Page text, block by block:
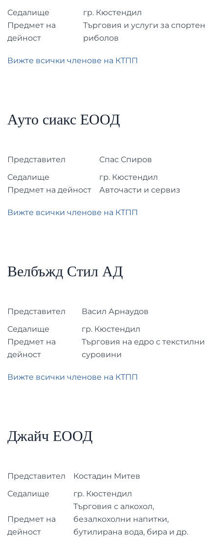
Седалище
гр. Кюстендил
Предмет на
дейност
Търговия и услуги за спортен
риболов
Вижте всички членове на КТПП
Ауто сиакс ЕООД
Представител
Спас Спиров
Седалище
гр. Кюстендил
Предмет на дейност
Авточасти и сервиз
Вижте всички членове на КТПП
Велбъжд Стил АД
Представител
Васил Арнаудов
Седалище
гр. Кюстендил
Предмет на
дейност
Търговия на едро с текстилни
суровини
Вижте всички членове на КТПП
Джайч ЕООД
Представител
Костадин Митев
Седалище
гр. Кюстендил
Предмет на
дейност
Търговия с алкохол,
безалкохолни напитки,
бутилирана вода, бира и др.